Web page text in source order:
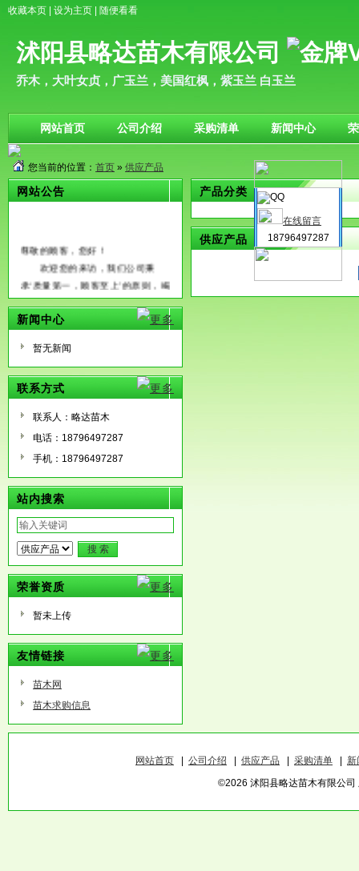
收藏本页 设为主页 随便看看
沭阳县略达苗木有限公司
乔木，大叶女贞，广玉兰，美国红枫，紫玉兰 白玉兰
网站首页 公司介绍 采购清单 新闻中心
您当前的位置： 首页 » 供应产品
网站公告
尊敬的顾客，您好！
欢迎您的来访，我们公司秉
承‘质量第一，顾客至上’的原则，竭
诚为国内外广大客户朋友提供优质
的服务，希望通过我们的真诚与努
力能够成为您长期的合作伙伴，共
创辉煌！
新闻中心
暂无新闻
联系方式
联系人：略达苗木
电话：18796497287
手机：18796497287
站内搜索
荣誉资质
暂未上传
友情链接
苗木网
苗木求购信息
产品分类
供应产品
在线留言
18796497287
网站首页 公司介绍 供应产品 采购清单
新
©2026 沭阳县略达苗木有限公